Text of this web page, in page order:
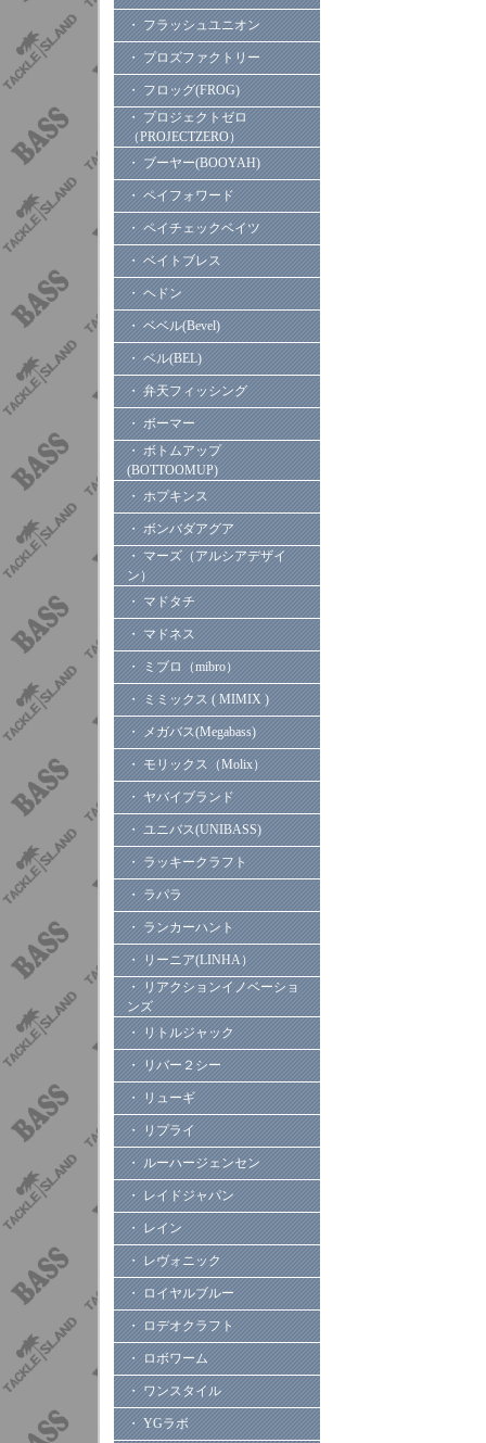
・ フラッシュユニオン
・ プロズファクトリー
・ フロッグ(FROG)
・ プロジェクトゼロ
（PROJECTZERO）
・ ブーヤー(BOOYAH)
・ ペイフォワード
・ ペイチェックベイツ
・ ベイトブレス
・ ヘドン
・ ベベル(Bevel)
・ ベル(BEL)
・ 弁天フィッシング
・ ボーマー
・ ボトムアップ
(BOTTOOMUP)
・ ホプキンス
・ ボンバダアグア
・ マーズ（アルシアデザイ
ン）
・ マドタチ
・ マドネス
・ ミブロ（mibro）
・ ミミックス ( MIMIX )
・ メガバス(Megabass)
・ モリックス（Molix）
・ ヤバイブランド
・ ユニバス(UNIBASS)
・ ラッキークラフト
・ ラパラ
・ ランカーハント
・ リーニア(LINHA）
・ リアクションイノベーショ
ンズ
・ リトルジャック
・ リバー２シー
・ リューギ
・ リプライ
・ ルーハージェンセン
・ レイドジャパン
・ レイン
・ レヴォニック
・ ロイヤルブルー
・ ロデオクラフト
・ ロボワーム
・ ワンスタイル
・ YGラボ